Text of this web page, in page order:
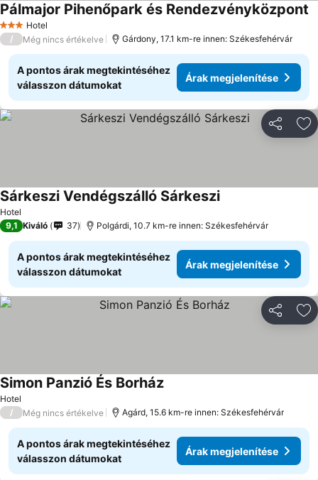
3 Kategória
Hotel
Pálmajor Pihenőpark és Rendezvényközpont
/ Még nincs értékelve Gárdony, 17.1 km-re innen: Székesfehérvár
A pontos árak megtekintéséhez
válasszon dátumokat
Árak megjelenítése
Hotel
Sárkeszi Vendégszálló Sárkeszi
9,1 Kiváló 37 Polgárdi, 10.7 km-re innen: Székesfehérvár
A pontos árak megtekintéséhez
válasszon dátumokat
Árak megjelenítése
Hotel
Simon Panzió És Borház
/ Még nincs értékelve Agárd, 15.6 km-re innen: Székesfehérvár
A pontos árak megtekintéséhez
válasszon dátumokat
Árak megjelenítése